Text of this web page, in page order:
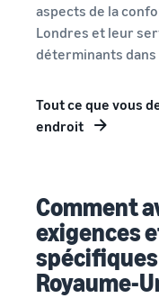
aspects de la
Londres et leur
déterminants
Tout ce que vous
endroit
Comment
exigences
Royaume-